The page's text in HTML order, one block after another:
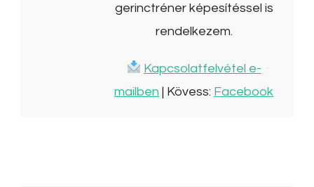
gerinctréner képesítéssel is
rendelkezem.
Kapcsolatfelvétel e-
mailben | Kövess: Facebook